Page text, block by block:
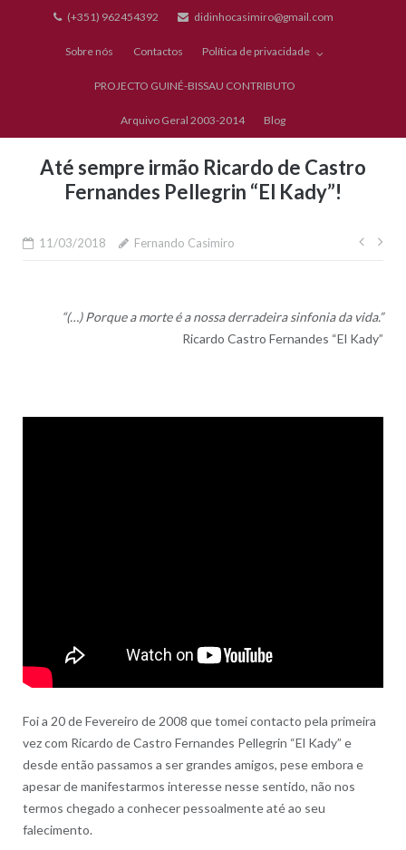
(+351) 962454392 didinhocasimiro@gmail.com
Sobre nós Contactos Política de privacidade
PROJECTO GUINÉ-BISSAU CONTRIBUTO
Arquivo Geral 2003-2014 Blog
Até sempre irmão Ricardo de Castro
Fernandes Pellegrin “El Kady”!
11/03/2018 Fernando Casimiro
“(…) Porque a morte é a nossa derradeira sinfonia da vida.”
Ricardo Castro Fernandes “El Kady”
Foi a 20 de Fevereiro de 2008 que tomei contacto pela primeira
vez com Ricardo de Castro Fernandes Pellegrin “El Kady” e
desde então passamos a ser grandes amigos, pese embora e
apesar de manifestarmos interesse nesse sentido, não nos
termos chegado a conhecer pessoalmente até ao seu
falecimento.